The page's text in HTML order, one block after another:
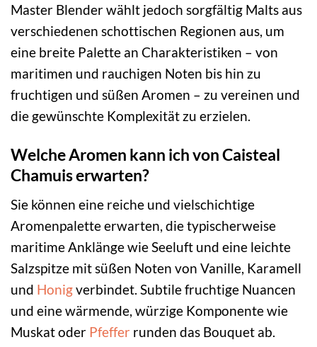
Master Blender wählt jedoch sorgfältig Malts aus
verschiedenen schottischen Regionen aus, um
eine breite Palette an Charakteristiken – von
maritimen und rauchigen Noten bis hin zu
fruchtigen und süßen Aromen – zu vereinen und
die gewünschte Komplexität zu erzielen.
Welche Aromen kann ich von Caisteal
Chamuis erwarten?
Sie können eine reiche und vielschichtige
Aromenpalette erwarten, die typischerweise
maritime Anklänge wie Seeluft und eine leichte
Salzspitze mit süßen Noten von Vanille, Karamell
und Honigverbindet. Subtile fruchtige Nuancen
und eine wärmende, würzige Komponente wie
Muskat oder Pfeffer runden das Bouquet ab.